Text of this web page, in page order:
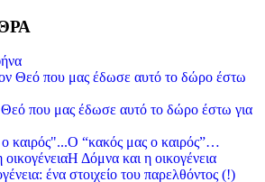
που μας έδωσε αυτό το δώρο έστω για
Ο “κακός μας ο καιρός”…
Η Δόμνα και η οικογένεια